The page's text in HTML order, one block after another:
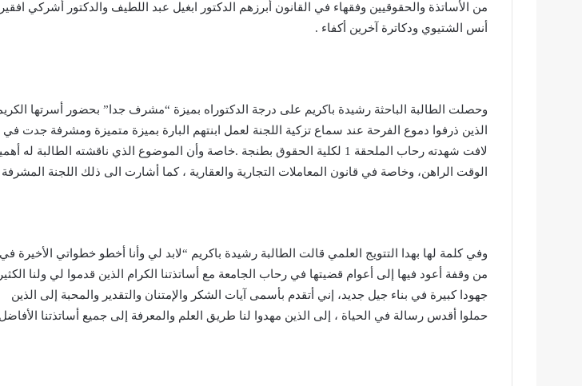
من الأساتذة والحقوقيين وفقهاء في القانون أبرزهم الدكتور ابغيل عبد اللطيف والدكتور أشركي
أنس الشتيوي ودكاترة آخرين أكفاء .
وحصلت الطالبة الباحثة رشيدة باكريم على درجة الدكتوراه بميزة “مشرف جدا” بحضور أسرتها
الذين ذرفوا دموع الفرحة عند سماع تزكية اللجنة لعمل ابنتهم البارة بميزة متميزة ومشرفة جدت
لافت شهدته رحاب الملحقة 1 لكلية الحقوق بطنجة .خاصة وأن الموضوع الذي ناقشته الطالبة له
الوقت الراهن، وخاصة في قانون المعاملات التجارية والعقارية ، كما أشارت الى ذلك اللجنة
وفي كلمة لها بهدا التتويج العلمي قالت الطالبة رشيدة باكريم “لابد لي وأنا أخطو خطواتي الأخيرة في
من وقفة أعود فيها إلى أعوام قضيتها في رحاب الجامعة مع أساتذتنا الكرام الذين قدموا لي ولنا
جهودا كبيرة في بناء جيل جديد، إني أتقدم بأسمى آيات الشكر والإمتنان والتقدير والمحبة إلى الذين
حملوا أقدس رسالة في الحياة ، إلى الذين مهدوا لنا طريق العلم والمعرفة إلى جميع أساتذتنا